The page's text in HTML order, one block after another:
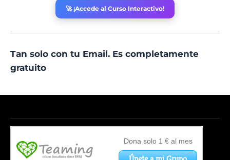
🚀 ¡Accede al Curso Interactivo!
Tan solo con tu Email. Es completamente
gratuito